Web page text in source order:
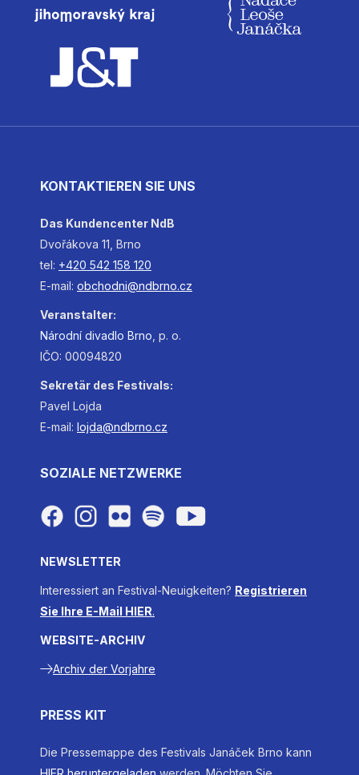
KONTAKTIEREN SIE UNS
Das Kundencenter NdB
Dvořákova 11, Brno
tel: +420 542 158 120
E-mail: obchodni@ndbrno.cz
Veranstalter:
Národní divadlo Brno , p. o.
IČO: 00094820
Sekretär des Festivals:
Pavel Lojda
E-mail: lojda@ndbrno.cz
SOZIALE NETZWERKE
NEWSLETTER
Interessiert an Festival-Neuigkeiten? Registrieren
Sie Ihre E-Mail HIER.
WEBSITE-ARCHIV
Archiv der Vorjahre
PRESS KIT
Die Pressemappe des Festivals Janáček Brno kann